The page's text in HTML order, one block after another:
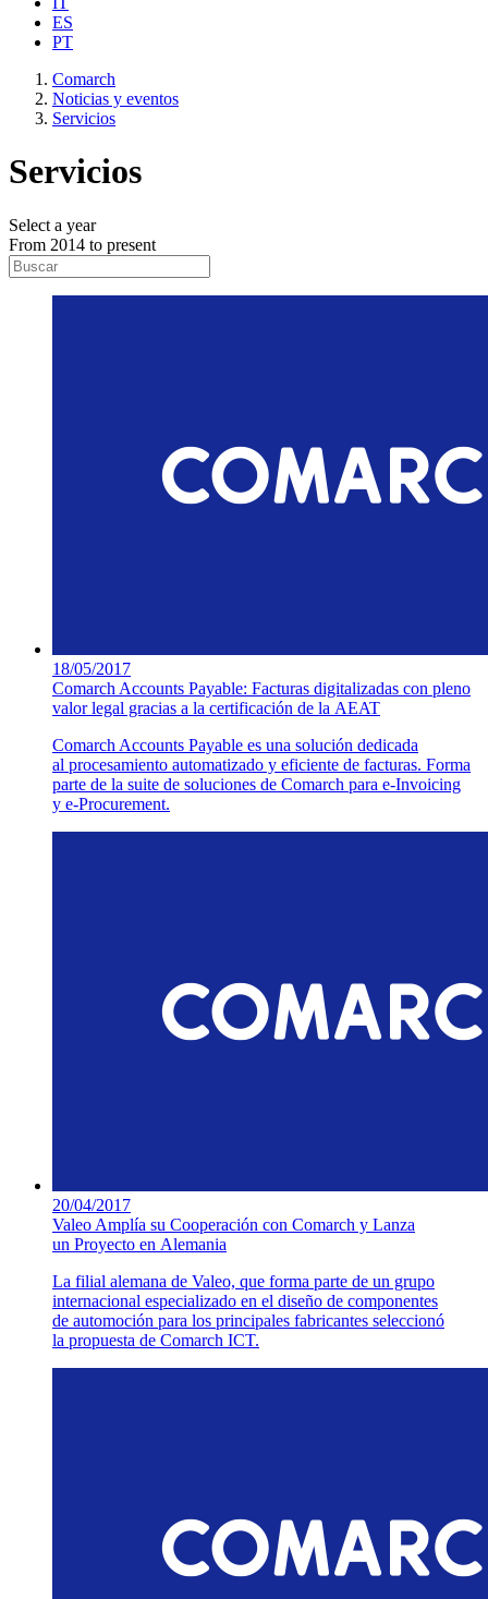
ES
PT
Comarch
Noticias y eventos
Servicios
Servicios
Select a year
From 2014 to present
18/05/2017
Comarch Accounts Payable: Facturas digitalizadas con pleno
valor legal gracias a la certificación de la AEAT
Comarch Accounts Payable es una solución dedicada
al procesamiento automatizado y eficiente de facturas. Forma
parte de la suite de soluciones de Comarch para e-Invoicing
y e-Procurement.
20/04/2017
Valeo Amplía su Cooperación con Comarch y Lanza
un Proyecto en Alemania
La filial alemana de Valeo, que forma parte de un grupo
internacional especializado en el diseño de componentes
de automoción para los principales fabricantes seleccionó
la propuesta de Comarch ICT.